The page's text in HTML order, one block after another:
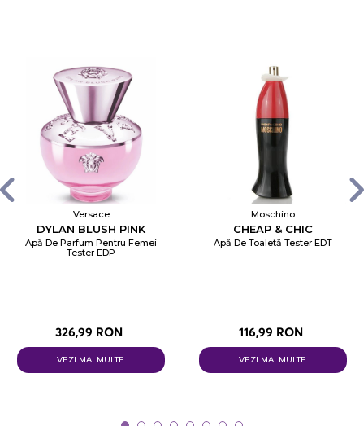
Versace
DYLAN BLUSH PINK
Apă De Parfum Pentru Femei
Tester EDP
326,99 RON
VEZI MAI MULTE
Moschino
CHEAP & CHIC
Apă De Toaletă Tester EDT
116,99 RON
VEZI MAI MULTE